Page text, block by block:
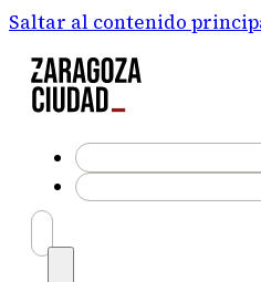
Saltar al contenido